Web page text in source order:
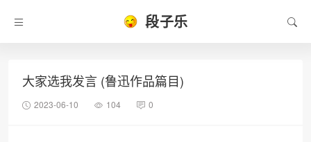
段子乐
大家选我发言 (鲁迅作品篇目)
2023-06-10 104 0